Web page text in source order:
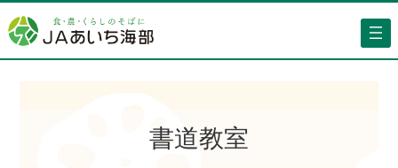
書道教室